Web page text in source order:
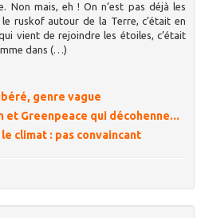
Non mais, eh ! On n’est pas déjà les
ruskof autour de la Terre, c’était en
vient de rejoindre les étoiles, c’était
dans (…)
genre vague
et Greenpeace qui décohenne...
climat : pas convaincant